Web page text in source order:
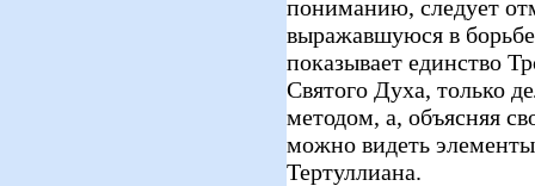
пониманию, следует
выражавшуюся в
показывает единство
Святого Духа, только
методом, а, объясняя
можно видеть
Тертуллиана.